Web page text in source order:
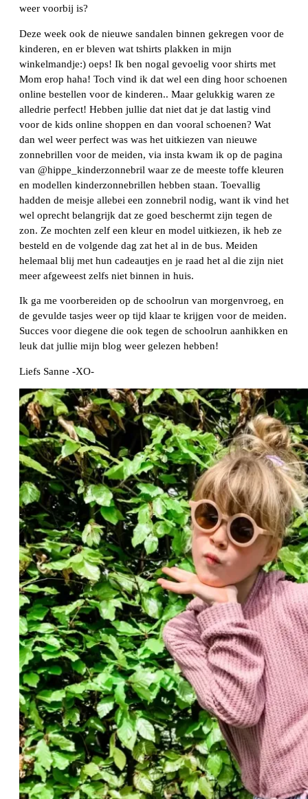
weer voorbij is?
Deze week ook de nieuwe sandalen binnen gekregen voor de
kinderen, en er bleven wat tshirts plakken in mijn
winkelmandje:) oeps! Ik ben nogal gevoelig voor shirts met
Mom erop haha! Toch vind ik dat wel een ding hoor schoenen
online bestellen voor de kinderen.. Maar gelukkig waren ze
alledrie perfect! Hebben jullie dat niet dat je dat lastig vind
voor de kids online shoppen en dan vooral schoenen? Wat
dan wel weer perfect was was het uitkiezen van nieuwe
zonnebrillen voor de meiden, via insta kwam ik op de pagina
van @hippe_kinderzonnebril waar ze de meeste toffe kleuren
en modellen kinderzonnebrillen hebben staan. Toevallig
hadden de meisje allebei een zonnebril nodig, want ik vind het
wel oprecht belangrijk dat ze goed beschermt zijn tegen de
zon. Ze mochten zelf een kleur en model uitkiezen, ik heb ze
besteld en de volgende dag zat het al in de bus. Meiden
helemaal blij met hun cadeautjes en je raad het al die zijn niet
meer afgeweest zelfs niet binnen in huis.
Ik ga me voorbereiden op de schoolrun van morgenvroeg, en
de gevulde tasjes weer op tijd klaar te krijgen voor de meiden.
Succes voor diegene die ook tegen de schoolrun aanhikken en
leuk dat jullie mijn blog weer gelezen hebben!
Liefs Sanne -XO-